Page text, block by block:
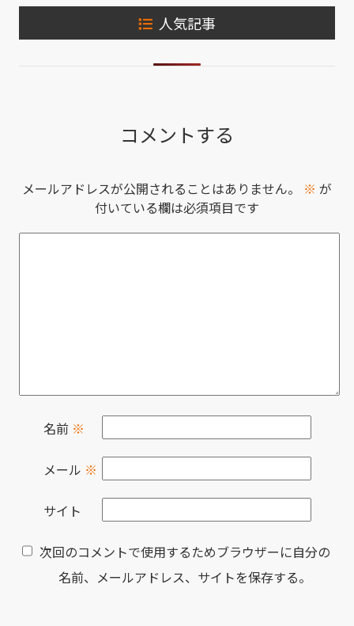
人気記事
コメントする
メールアドレスが公開されることはありません。 ※ が
付いている欄は必須項目です
名前 ※
メール ※
サイト
次回のコメントで使用するためブラウザーに自分の
名前、メールアドレス、サイトを保存する。